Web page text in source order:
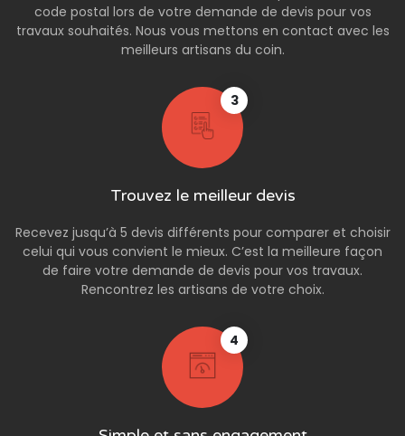
code postal lors de votre demande de devis pour vos
travaux souhaités. Nous vous mettons en contact avec les
meilleurs artisans du coin.
3
Trouvez le meilleur devis
Recevez jusqu’à 5 devis différents pour comparer et choisir
celui qui vous convient le mieux. C’est la meilleure façon
de faire votre demande de devis pour vos travaux.
Rencontrez les artisans de votre choix.
4